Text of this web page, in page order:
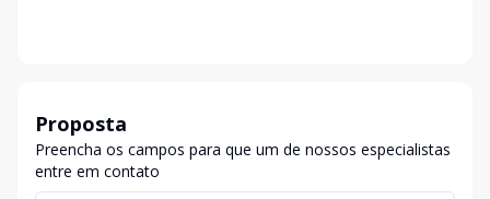
Proposta
Preencha os campos para que um de nossos especialistas
entre em contato